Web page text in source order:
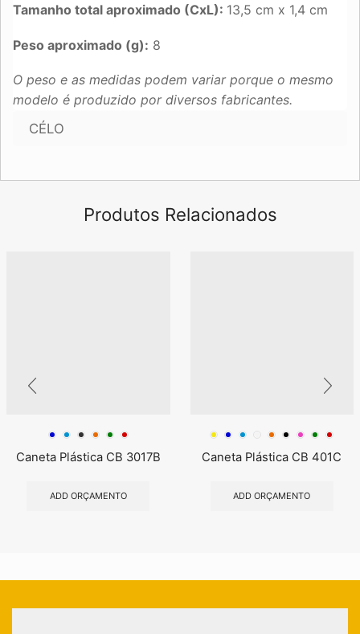
Tamanho total aproximado (CxL): 13,5 cm x 1,4 cm
Peso aproximado (g): 8
O peso e as medidas podem variar porque o mesmo
modelo é produzido por diversos fabricantes.
CÉLO
Produtos Relacionados
Caneta Plástica CB 3017B
ADD ORÇAMENTO
Caneta Plástica CB 401C
ADD ORÇAMENTO